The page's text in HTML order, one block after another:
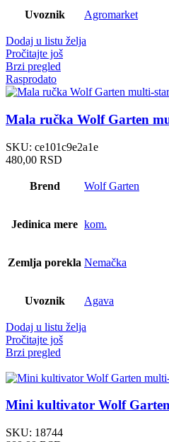
Uvoznik Agromarket
Dodaj u listu želja
Pročitajte još
Brzi pregled
Rasprodato
Mala ručka Wolf Garten
SKU: ce101c9e2a1e
480,00 RSD
Brend Wolf Garten
Jedinica mere kom.
Zemlja porekla Nemačka
Uvoznik Agava
Dodaj u listu želja
Pročitajte još
Brzi pregled
Mini kultivator Wolf
SKU: 18744